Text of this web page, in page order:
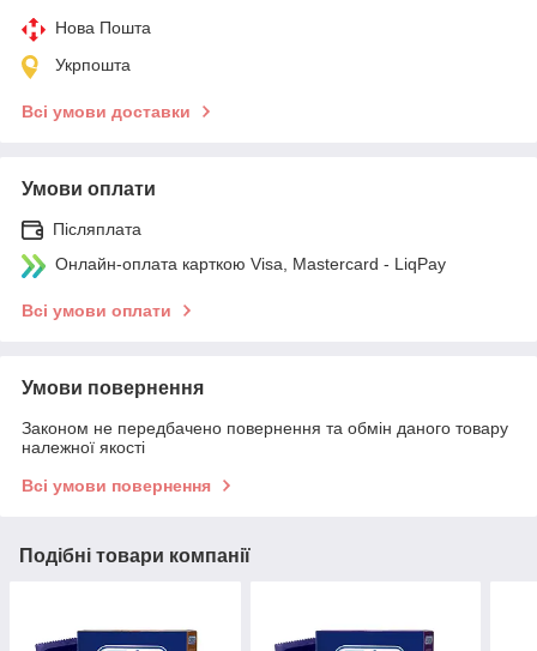
Нова Пошта
Укрпошта
Всі умови доставки
Умови оплати
Післяплата
Онлайн-оплата карткою Visa, Mastercard - LiqPay
Всі умови оплати
Умови повернення
Законом не передбачено повернення та обмін даного товару
належної якості
Всі умови повернення
Подібні товари компанії